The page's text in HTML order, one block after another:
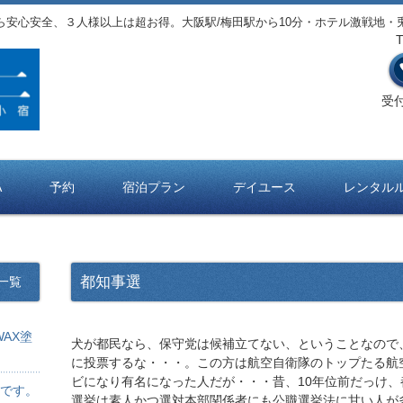
心安全、３人様以上は超お得。大阪駅/梅田駅から10分・ホテル激戦地・
受
予約 宿泊プラン デイユース レンタル
都知事選
犬が都民なら、保守党は候補立てない、ということなの
に投票するな・・・。この方は航空自衛隊のトップたる
ビになり有名になった人だが・・・昔、10年位前だっけ
選挙は素人かつ選対本部関係者にも公職選挙法に甘い人
覧
塗
す。